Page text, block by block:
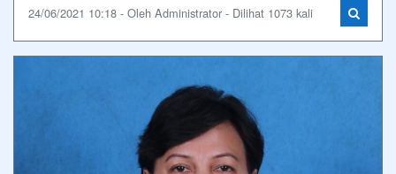
24/06/2021 10:18 - Oleh Administrator - Dilihat 1073 kali